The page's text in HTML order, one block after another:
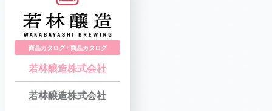
商品カタログ / 商品カタログ
若林醸造株式会社
若林醸造株式会社